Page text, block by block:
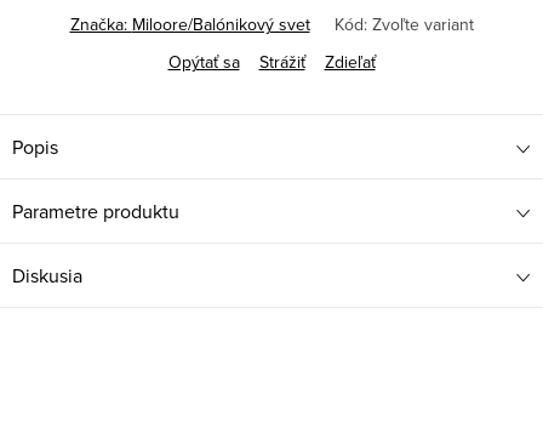
Značka: Miloore/Balónikový svet Kód: Zvoľte variant
Opýtať sa
Strážiť Zdieľať
Popis
Parametre produktu
Diskusia